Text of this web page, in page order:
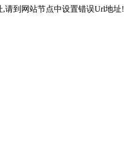
请到网站节点中设置错误Url地址!